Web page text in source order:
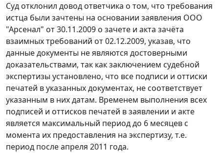
Суд отклонил довод ответчика о том, что требования
истца были зачтены на основании заявления ООО
"Арсенал" от 30.11.2009 о зачете и акта зачёта
взаимных требований от 02.12.2009, указав, что
данные документы не являются достоверными
доказательствами, так как заключением судебной
экспертизы установлено, что все подписи и оттиски
печатей в указанных документах, не соответствует
указанным в них датам. Временем выполнения всех
подписей и оттисков печатей в заявлении и акте
является максимальный период до 6 месяцев с
момента их предоставления на экспертизу, т.е.
период после апреля 2011 года.